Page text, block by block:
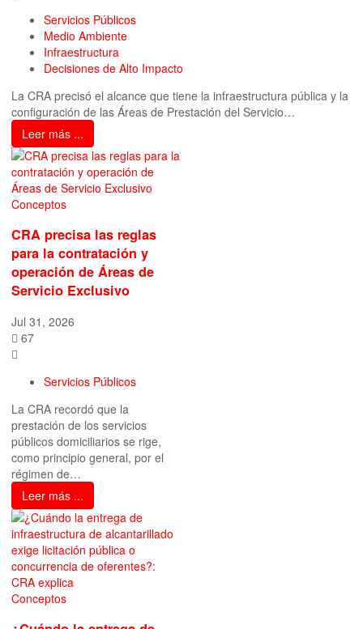
Servicios Públicos
Medio Ambiente
Infraestructura
Decisiones de Alto Impacto
La CRA precisó el alcance que tiene la infraestructura pública y la
configuración de las Áreas de Prestación del Servicio…
Leer más ...
Conceptos
CRA precisa las reglas
para la contratación y
operación de Áreas de
Servicio Exclusivo
Jul 31, 2026
67
Servicios Públicos
La CRA recordó que la
prestación de los servicios
públicos domiciliarios se rige,
como principio general, por el
régimen de…
Leer más ...
Conceptos